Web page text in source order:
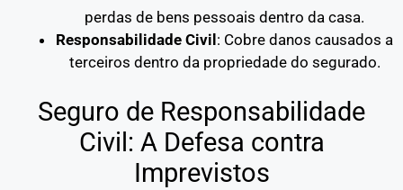
perdas de bens pessoais dentro da casa.
Responsabilidade Civil: Cobre danos causados a
terceiros dentro da propriedade do segurado.
Seguro de Responsabilidade
Civil: A Defesa contra
Imprevistos